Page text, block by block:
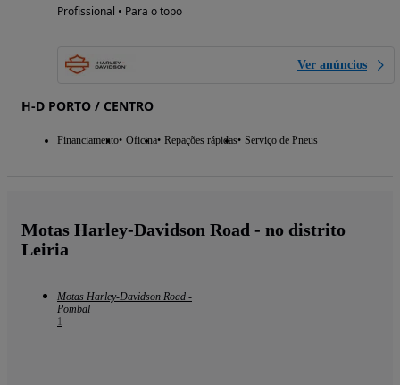
Profissional • Para o topo
Ver anúncios
H-D PORTO / CENTRO
Financiamento Oficina Repações rápidas Serviço de Pneus
Motas Harley-Davidson Road - no distrito
Leiria
Motas Harley-Davidson Road -
Pombal
1